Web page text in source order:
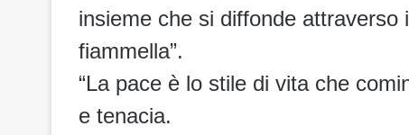
insieme che si diffonde
fiammella”.
“La pace è lo stile di vita che
e tenacia.